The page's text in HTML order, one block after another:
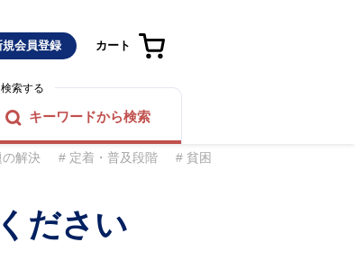
規会員登録 カート
索する
キーワードから検索
の解決 定着・普及段階 貧困
ださい